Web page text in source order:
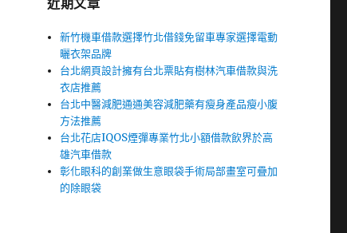
近期文章
新竹機車借款選擇竹北借錢免留車專家選擇電動
曬衣架品牌
台北網頁設計擁有台北票貼有樹林汽車借款與洗
衣店推薦
台北中醫減肥通通美容減肥藥有瘦身產品瘦小腹
方法推薦
台北花店IQOS煙彈專業竹北小額借款飲界於高
雄汽車借款
彰化眼科的創業做生意眼袋手術局部畫室可疊加
的除眼袋